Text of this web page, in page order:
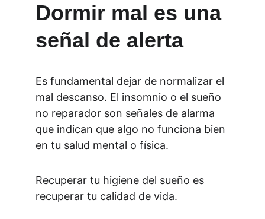
Dormir mal es una
señal de alerta
Es fundamental dejar de normalizar el
mal descanso. El insomnio o el sueño
no reparador son señales de alarma
que indican que algo no funciona bien
en tu salud mental o física.
Recuperar tu higiene del sueño es
recuperar tu calidad de vida.